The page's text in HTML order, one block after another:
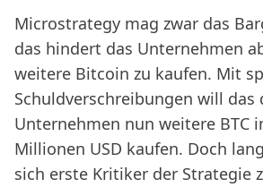
Microstrategy mag zwar das
das hindert das Unternehmen
weitere Bitcoin zu kaufen. Mit
Schuldverschreibungen will das
Unternehmen nun weitere BTC
Millionen USD kaufen. Doch
sich erste Kritiker der Strategie